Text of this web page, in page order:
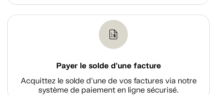
Payer le solde d'une facture
Acquittez le solde d’une de vos factures via notre
système de paiement en ligne sécurisé.